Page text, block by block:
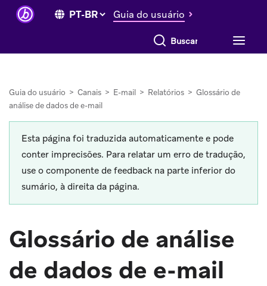
Guia do usuário
Buscar tudo
Guia do usuário > Canais > E-mail > Relatórios > Glossário de
análise de dados de e-mail
Esta página foi traduzida automaticamente e pode
conter imprecisões. Para relatar um erro de tradução,
use o componente de feedback na parte inferior do
sumário, à direita da página.
Glossário de análise
de dados de e-mail